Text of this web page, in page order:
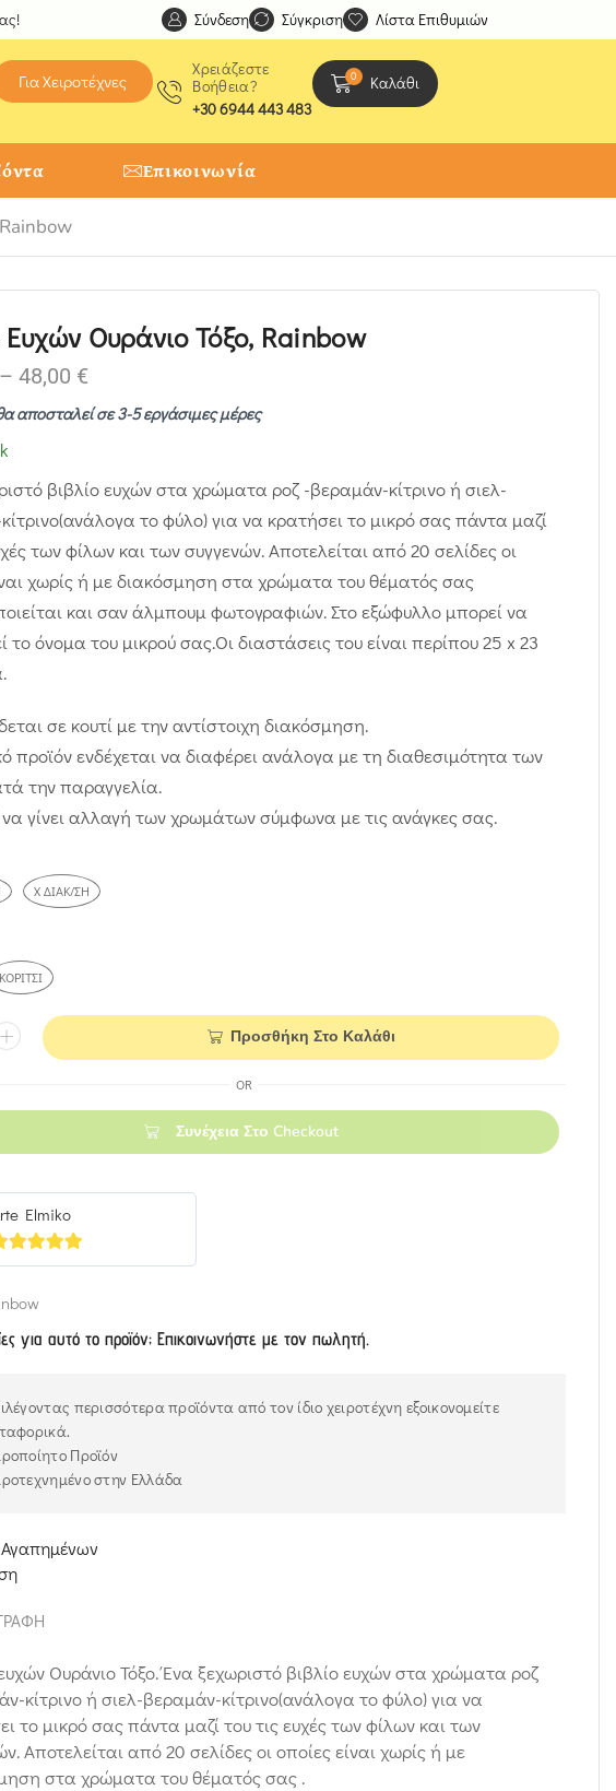
Ανακαλύψτε μοναδικές δημιουργίες από τους
Σύνδεση Σύγκριση Λίστα Επιθυμιών
Για Χειροτέχνες
Χρειάζεστε
Βοήθεια?
+30 6944 443 483
0 Καλάθι
Επικοινωνία
Ευχών Ουράνιο Τόξο, Rainbow
– 48,00 €
αποσταλεί σε 3-5 εργάσιμες μέρες
βιβλίο ευχών στα χρώματα ροζ -βεραμάν-κίτρινο ή σιελ-
το φύλο) για να κρατήσει το μικρό σας πάντα μαζί
των φίλων και των συγγενών. Αποτελείται από 20 σελίδες οι
χωρίς ή με διακόσμηση στα χρώματα του θέματός σας
και σαν άλμπουμ φωτογραφιών. Στο εξώφυλλο μπορεί να
το όνομα του μικρού σας.Οι διαστάσεις του είναι περίπου 25 x 23
σε κουτί με την αντίστοιχη διακόσμηση.
προϊόν ενδέχεται να διαφέρει ανάλογα με τη διαθεσιμότητα των
την παραγγελία.
γίνει αλλαγή των χρωμάτων σύμφωνα με τις ανάγκες σας.
Χ ΔΙΑΚ/ΣΗ
ΚΟΡΊΤΣΙ
Προσθήκη Στο Καλάθι
OR
Συνέχεια Στο Checkout
Elmiko
of 5
για αυτό το προϊόν; Επικοινωνήστε με τον πωλητή.
περισσότερα προϊόντα από τον ίδιο χειροτέχνη εξοικονομείτε
Προϊόν
στην Ελλάδα
Oυράνιο Τόξο. Ένα ξεχωριστό βιβλίο ευχών στα χρώματα ροζ
κίτρινο ή σιελ-βεραμάν-κίτρινο(ανάλογα το φύλο) για να
το μικρό σας πάντα μαζί του τις ευχές των φίλων και των
Αποτελείται από 20 σελίδες οι οποίες είναι χωρίς ή με
στα χρώματα του θέματός σας .